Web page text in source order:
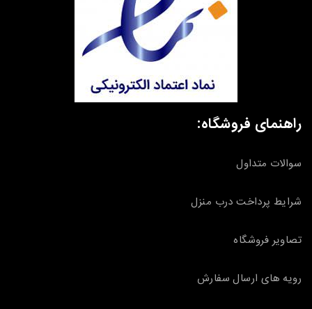
راهنمای فروشگاه:
سوالات متداول
شرایط پرداخت درب منزل
تصاویر فروشگاه
رویه های ارسال سفارش